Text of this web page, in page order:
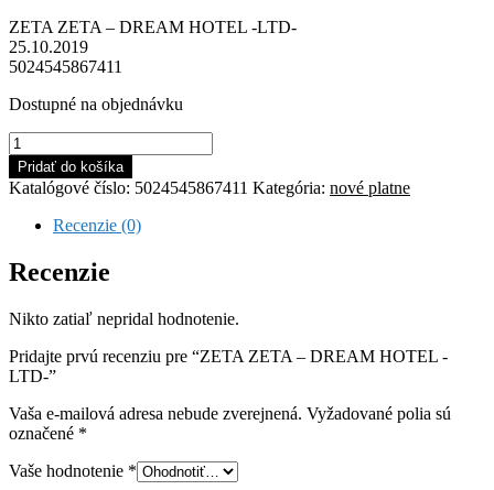
ZETA ZETA – DREAM HOTEL -LTD-
25.10.2019
5024545867411
Dostupné na objednávku
množstvo
ZETA
ZETA
-
DREAM
HOTEL
-
LTD-
Pridať do košíka
Katalógové číslo: 5024545867411 Kategória: nové platne
Recenzie (0)
Recenzie
Nikto zatiaľ nepridal hodnotenie.
Pridajte prvú recenziu pre “ZETA ZETA – DREAM HOTEL -
LTD-”
Vaša e-mailová adresa nebude zverejnená. Vyžadované polia sú
označené *
Vaše hodnotenie *